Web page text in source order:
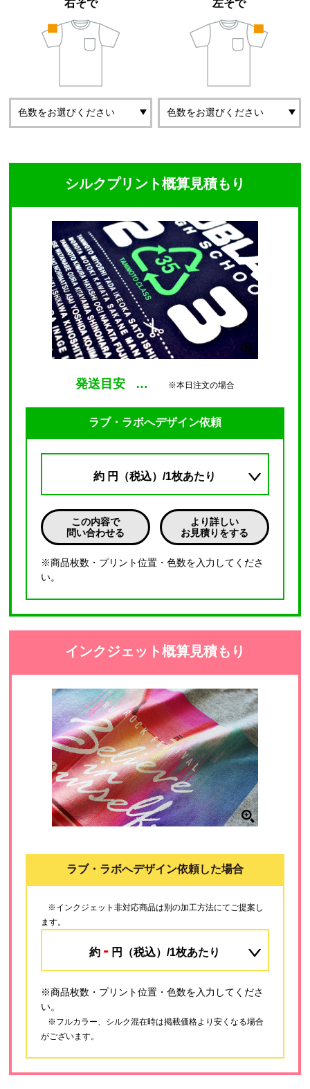
右そで 左そで
シルクプリント概算見積もり
発送目安 … ※本日注文の場合
ラブ・ラボへデザイン依頼
約 円（税込）/1枚あたり
この内容で
問い合わせる
より詳しい
お見積りをする
※商品枚数・プリント位置・色数を入力してくださ
い。
インクジェット概算見積もり
ラブ・ラボへデザイン依頼した場合
※インクジェット非対応商品は別の加工方法にてご提案し
ます。
約 - 円（税込）/1枚あたり
※商品枚数・プリント位置・色数を入力してくださ
い。
※フルカラー、シルク混在時は掲載価格より安くなる場合
がございます。